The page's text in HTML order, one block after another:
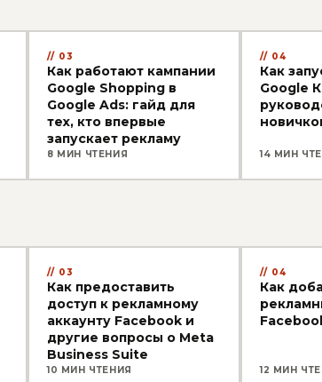
03
Как работают кампании
Google Shopping в
Google Ads: гайд для
тех, кто впервые
запускает рекламу
8 МИН ЧТЕНИЯ
04
Как
Google
14 МИН
03
Как предоставить
доступ к рекламному
аккаунту Facebook и
другие вопросы о Meta
Business Suite
10 МИН ЧТЕНИЯ
04
Как
12 МИН